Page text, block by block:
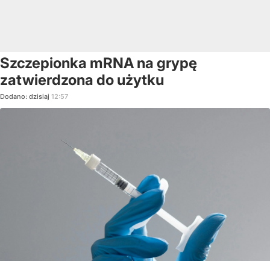
Szczepionka mRNA na grypę
zatwierdzona do użytku
Dodano: dzisiaj 12:57